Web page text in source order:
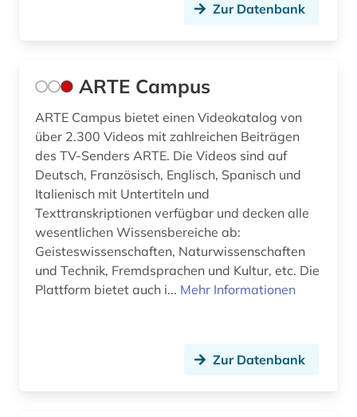
indogermanistik (1)
informatik (1)
informationswissenschaft (1)
ingenieurwissenschaften (1)
inka (1)
internetportal (1)
Zur Datenbank
ARTE Campus
ARTE Campus bietet einen Videokatalog von
über 2.300 Videos mit zahlreichen Beiträgen
des TV-Senders ARTE. Die Videos sind auf
Deutsch, Französisch, Englisch, Spanisch und
Italienisch mit Untertiteln und
Texttranskriptionen verfügbar und decken alle
wesentlichen Wissensbereiche ab:
Geisteswissenschaften, Naturwissenschaften
und Technik, Fremdsprachen und Kultur, etc. Die
Plattform bietet auch i... Mehr Informationen
Zur Datenbank